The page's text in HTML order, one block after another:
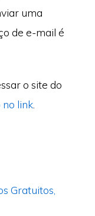
uma
de e-mail é
o site do
link.
Gratuitos,